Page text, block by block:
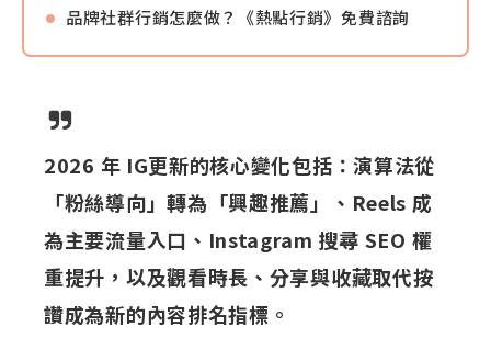
品牌社群行銷怎麼做？《熱點行銷》免費諮詢
2026 年 IG更新的核心變化包括：演算法從
「粉絲導向」轉為「興趣推薦」、Reels 成
為主要流量入口、Instagram 搜尋 SEO 權
重提升，以及觀看時長、分享與收藏取代按
讚成為新的內容排名指標。